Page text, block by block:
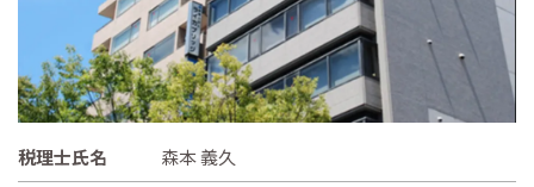
税理士氏名
森本 義久